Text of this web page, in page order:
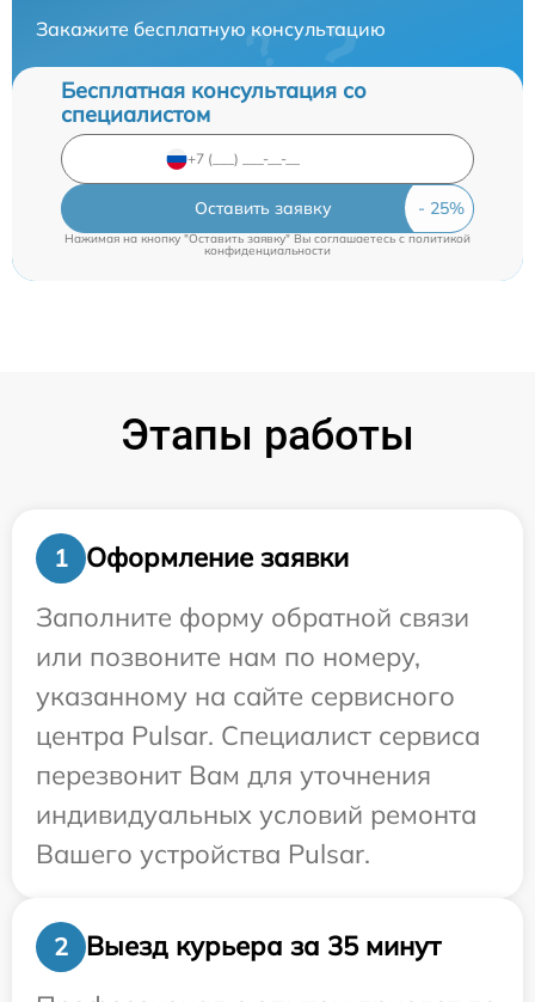
Закажите бесплатную консультацию
Бесплатная консультация со
специалистом
Оставить заявку
Нажимая на кнопку "Оставить заявку" Вы соглашаетесь cполитикой
конфиденциальности
Этапы работы
1
Оформление заявки
Заполните форму обратной связи
или позвоните нам по номеру,
указанному на сайте сервисного
центра Pulsar. Специалист сервиса
перезвонит Вам для уточнения
индивидуальных условий ремонта
Вашего устройства Pulsar.
2
Выезд курьера за 35 минут